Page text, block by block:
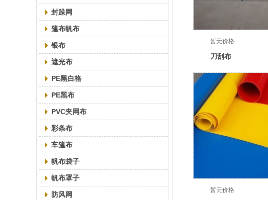
封跺网
篷布帆布
银布
遮光布
PE黑白格
PE黑布
PVC夹网布
彩条布
车篷布
帆布袋子
帆布罩子
防风网
暂无价格
刀刮布
暂无价格